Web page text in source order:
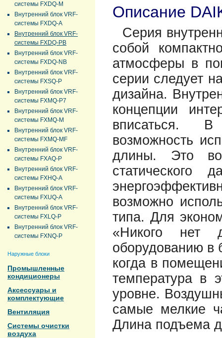
системы FXDQ-M
Внутренний блок VRF-
системы FXDQ-A
Внутренний блок VRF-
системы FXDQ-PB
Внутренний блок VRF-
системы FXDQ-NB
Внутренний блок VRF-
системы FXSQ-P
Внутренний блок VRF-
системы FXMQ-P7
Внутренний блок VRF-
системы FXMQ-M
Внутренний блок VRF-
системы FXMQ-MF
Внутренний блок VRF-
системы FXAQ-P
Внутренний блок VRF-
системы FXHQ-A
Внутренний блок VRF-
системы FXUQ-A
Внутренний блок VRF-
системы FXLQ-P
Внутренний блок VRF-
системы FXNQ-P
Наружные блоки
Промышленные
кондиционеры
Аксессуары и
комплектующие
Вентиляция
Системы очистки
воздуха
Описание
Серия
собой
атмосферы в
серии следует
дизайна.
концепции
вписаться.
возможность
длины. Это
статического
возможно
типа. Для
«Никого нет
оборудованию в
когда в
температура в
уровне.
самые мелкие
Длина подъема